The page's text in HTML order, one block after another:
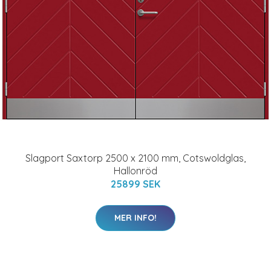
Slagport Saxtorp 2500 x 2100 mm, Cotswoldglas,
Hallonröd
25899 SEK
MER INFO!